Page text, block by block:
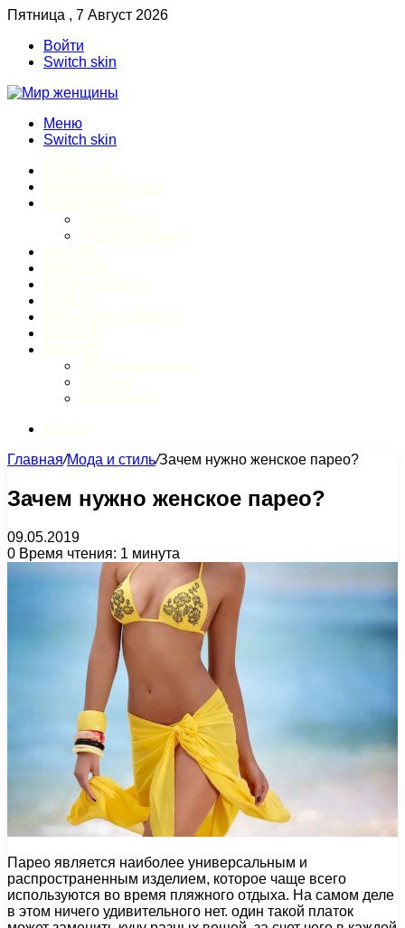
Пятница , 7 Август 2026
Войти
Switch skin
Меню
Switch skin
Главная/Мода и стиль/Зачем нужно женское парео?
Зачем нужно женское парео?
09.05.2019
0 Время чтения: 1 минута
Парео является наиболее универсальным и
распространенным изделием, которое чаще всего
используются во время пляжного отдыха. На самом деле
в этом ничего удивительного нет. один такой платок